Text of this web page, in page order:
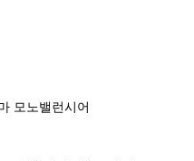
모노밸런시어